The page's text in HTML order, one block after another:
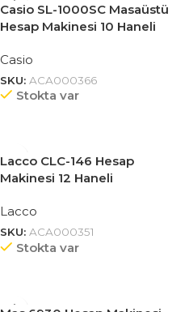
Casio SL-1000SC Masaüstü
Hesap Makinesi 10 Haneli
Casio
SKU: ACA000366
Stokta var
Lacco CLC-146 Hesap
Makinesi 12 Haneli
Lacco
SKU: ACA000351
Stokta var